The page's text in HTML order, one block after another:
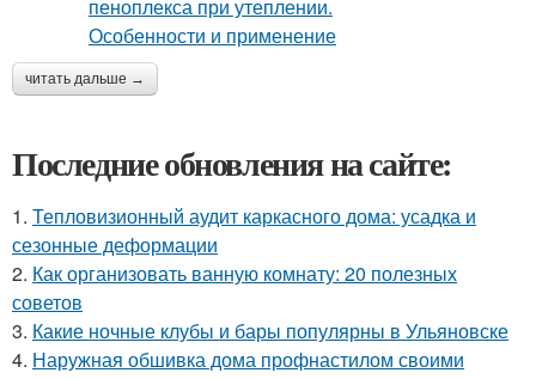
читать дальше →
Последние обновления на сайте:
1. Тепловизионный аудит каркасного дома: усадка и
сезонные деформации
2. Как организовать ванную комнату: 20 полезных
советов
3. Какие ночные клубы и бары популярны в Ульяновске
4. Наружная обшивка дома профнастилом своими